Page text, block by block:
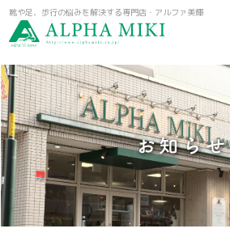
靴や足、歩行の悩みを解決する専門店・アルファ美輝
お知らせ